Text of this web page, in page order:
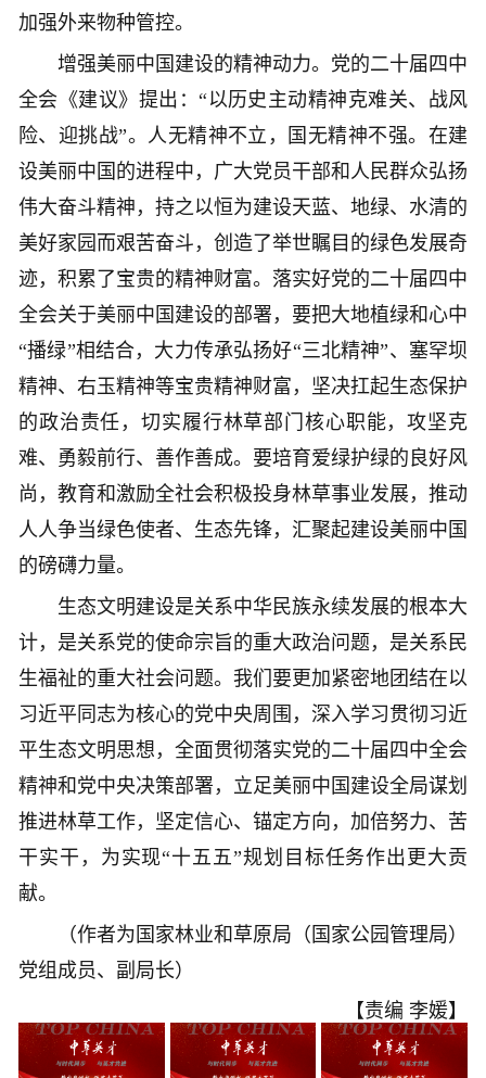
加强外来物种管控。
增强美丽中国建设的精神动力。党的二十届四中
全会《建议》提出：“以历史主动精神克难关、战风
险、迎挑战”。人无精神不立，国无精神不强。在建
设美丽中国的进程中，广大党员干部和人民群众弘扬
伟大奋斗精神，持之以恒为建设天蓝、地绿、水清的
美好家园而艰苦奋斗，创造了举世瞩目的绿色发展奇
迹，积累了宝贵的精神财富。落实好党的二十届四中
全会关于美丽中国建设的部署，要把大地植绿和心中
“播绿”相结合，大力传承弘扬好“三北精神”、塞罕坝
精神、右玉精神等宝贵精神财富，坚决扛起生态保护
的政治责任，切实履行林草部门核心职能，攻坚克
难、勇毅前行、善作善成。要培育爱绿护绿的良好风
尚，教育和激励全社会积极投身林草事业发展，推动
人人争当绿色使者、生态先锋，汇聚起建设美丽中国
的磅礴力量。
生态文明建设是关系中华民族永续发展的根本大
计，是关系党的使命宗旨的重大政治问题，是关系民
生福祉的重大社会问题。我们要更加紧密地团结在以
习近平同志为核心的党中央周围，深入学习贯彻习近
平生态文明思想，全面贯彻落实党的二十届四中全会
精神和党中央决策部署，立足美丽中国建设全局谋划
推进林草工作，坚定信心、锚定方向，加倍努力、苦
干实干，为实现“十五五”规划目标任务作出更大贡
献。
（作者为国家林业和草原局（国家公园管理局）
党组成员、副局长）
【责编 李媛】